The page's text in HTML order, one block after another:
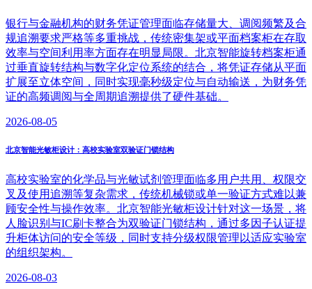
银行与金融机构的财务凭证管理面临存储量大、调阅频繁及合
规追溯要求严格等多重挑战，传统密集架或平面档案柜在存取
效率与空间利用率方面存在明显局限。北京智能旋转档案柜通
过垂直旋转结构与数字化定位系统的结合，将凭证存储从平面
扩展至立体空间，同时实现毫秒级定位与自动输送，为财务凭
证的高频调阅与全周期追溯提供了硬件基础。
2026-08-05
北京智能光敏柜设计：高校实验室双验证门锁结构
高校实验室的化学品与光敏试剂管理面临多用户共用、权限交
叉及使用追溯等复杂需求，传统机械锁或单一验证方式难以兼
顾安全性与操作效率。北京智能光敏柜设计针对这一场景，将
人脸识别与IC刷卡整合为双验证门锁结构，通过多因子认证提
升柜体访问的安全等级，同时支持分级权限管理以适应实验室
的组织架构。
2026-08-03